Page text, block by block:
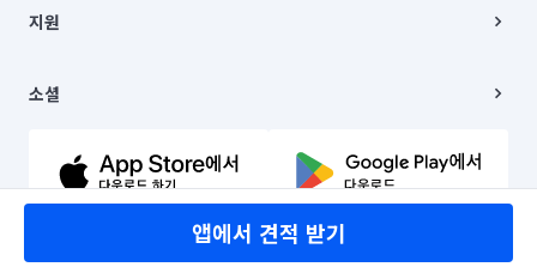
앱에서 견적 받기
상품, 상품정보, 거래에 관한 의무와 책임은 거래당사자에게 있습니다.
언론 보도 관련 문의:
© 유한회사 미소. Miso, Inc. All Rights Reserved.
이사
지원
이용약관
문의하기
소셜
유튜브